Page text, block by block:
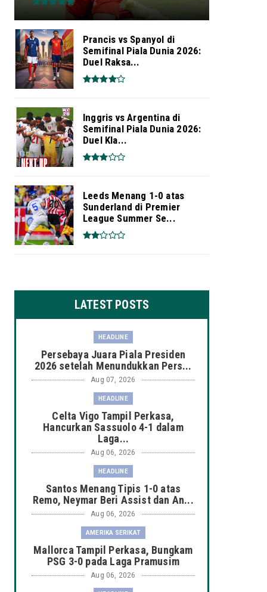
Prancis vs Spanyol di
Semifinal Piala Dunia 2026:
Duel Raksa...
Inggris vs Argentina di
Semifinal Piala Dunia 2026:
Duel Kla...
Leeds Menang 1-0 atas
Sunderland di Premier
League Summer Se...
LATEST POSTS
HEADLINE
Persebaya Juara Piala Presiden
2026 setelah Menundukkan Pers...
Aug 07, 2026
HEADLINE
Celta Vigo Tampil Perkasa,
Hancurkan Sassuolo 4-1 dalam
Laga...
Aug 06, 2026
HEADLINE
Santos Menang Tipis 1-0 atas
Remo, Neymar Beri Assist dan An...
Aug 06, 2026
AMERIKA SERIKAT
Mallorca Tampil Perkasa, Bungkam
PSG 3-0 pada Laga Pramusim
Aug 06, 2026